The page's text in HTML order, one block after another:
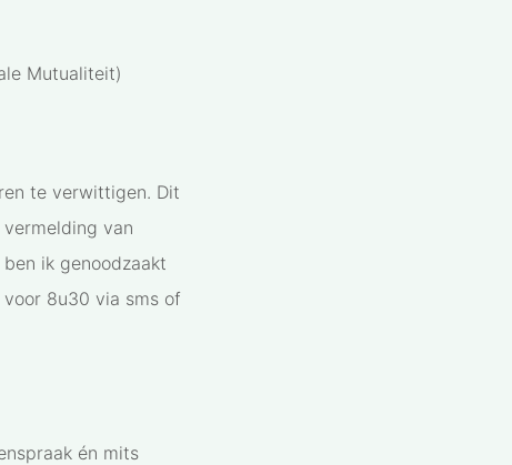
Mutualiteit)
te verwittigen. Dit
van
ik genoodzaakt
8u30 via sms of
én mits